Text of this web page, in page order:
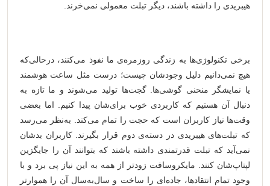
هیبریدی را داشته باشند، دیگر تبلت معمولی نمی‌خرند.
برخی تکنولوژی‌ها به زندگی روزمره‌ی ما نفوذ می‌کنند، درحالی‌که
هیچ نمی‌دانیم دلیل وجودشان چیست؛ درست مثل ساعت هوشمند
یا نمایشگر منحنی گوشی‌ها. گجت‌ها تولید می‌شوند و ما تازه به
دنبال آن هستیم که کاربردی خوب برای‌شان پیدا کنیم. اما بعضی
وقت‌ها نیاز کاربران است که حجت را تمام می‌کند. به‌نظر می‌رسد
که تبلت‌های هیبریدی در دسته‌ی دوم قرار بگیرند. کاربران بدشان
نمی‌آید که تبلت قدرتمندی داشته باشند که بتوانند آن را جایگزین
لپتاپ‌شان کنند. مایکروسافت زودتر از همه به این نیاز پی برد و با
وجود تمام انتقادها، جاده‌ای را ساخت و سال‌به‌سال آن را هموارتر